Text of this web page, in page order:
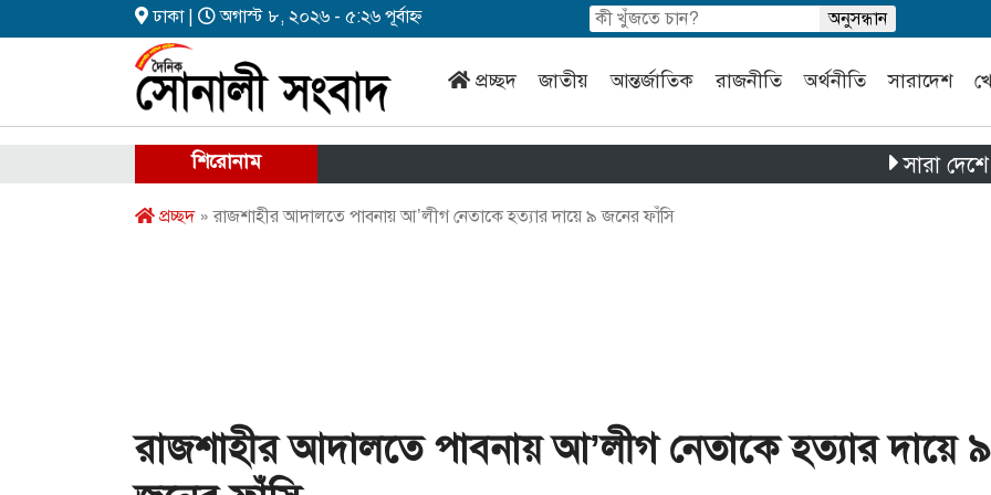
ঢাকা | অগাস্ট ৮, ২০২৬ - ৫:২৬ পূর্বাহ্ন
প্রচ্ছদ জাতীয় আন্তর্জাতিক রাজনীতি অর্থনীতি সারাদেশ
শিরোনাম সারা দেশে পৃথক
প্রচ্ছদ» রাজশাহীর আদালতে পাবনায় আ’লীগ নেতাকে হত্যার দায়ে ৯ জনের ফাঁসি
রাজশাহীর আদালতে পাবনায় আ’লীগ নেতাকে হত্যার দায়ে ৯